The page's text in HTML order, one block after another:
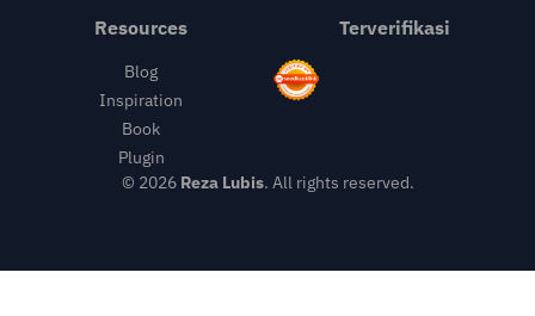
Resources
Blog
Inspiration
Book
Plugin
Terverifikasi
© 2026 Reza Lubis. All rights reserved.